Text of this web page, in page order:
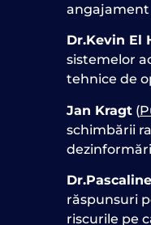
angajament
Dr.Kevin El
sistemelor
tehnice de
Jan Kragt (
schimbării
răspunsuri
riscurile pe